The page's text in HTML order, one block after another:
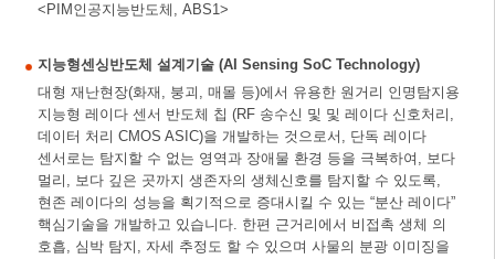
<PIM인공지능반도체, ABS1>
지능형센싱반도체 설계기술 (AI Sensing SoC Technology)
대형 재난현장(화재, 붕괴, 매몰 등)에서 유용한 원거리 인명탐지용
지능형 레이다 센서 반도체 칩 (RF 송수신 및 및 레이다 신호처리,
데이터 처리 CMOS ASIC)을 개발하는 것으로서, 단독 레이다
센서로는 탐지할 수 없는 영역과 장애물 환경 등을 극복하여, 보다
멀리, 보다 깊은 곳까지 생존자의 생체신호를 탐지할 수 있도록,
현존 레이다의 성능을 획기적으로 증대시킬 수 있는 “분산 레이다”
핵심기술을 개발하고 있습니다. 한편 근거리에서 비접촉 생체 의
호흡, 심박 탐지, 자세 추정도 할 수 있으며 사물의 분광 이미징을